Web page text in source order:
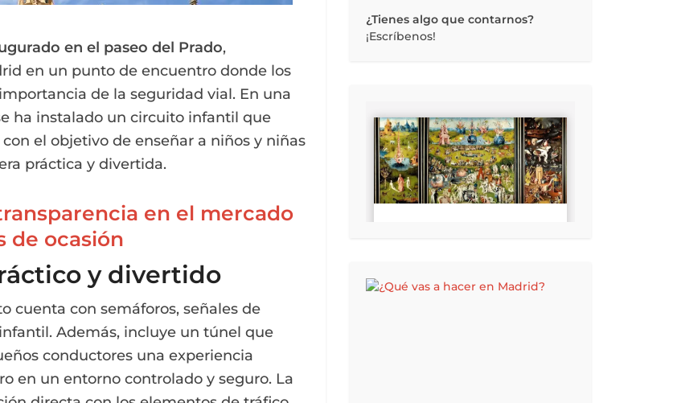
en el paseo del Prado,
en un punto de encuentro donde los
de la seguridad vial. En una
ha instalado un circuito infantil que
el objetivo de enseñar a niños y niñas
práctica y divertida.
en el mercado
de ocasión
y divertido
cuenta con semáforos, señales de
Además, incluye un túnel que
conductores una experiencia
en un entorno controlado y seguro. La
¿Tienes algo que contarnos?
¡Escríbenos!